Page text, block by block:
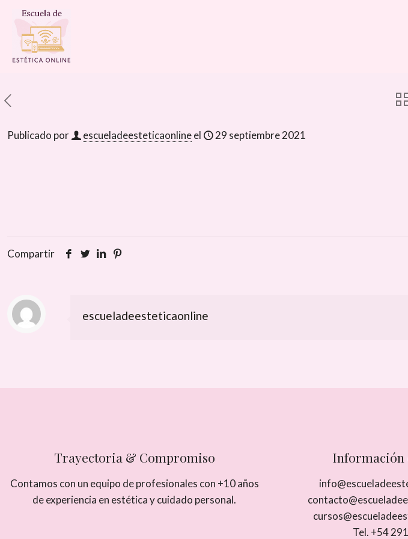
Publicado por escueladeesteticaonlineel 29 septiembre 2021
Compartir
escueladeesteticaonline
Trayectoria & Compromiso
Contamos con un equipo de profesionales con +10 años
de experiencia en estética y cuidado personal.
Información
Tel. +54